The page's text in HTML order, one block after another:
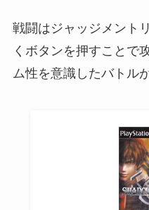
戦闘はジャッジメント
くボタンを押すことで
ム性を意識したバトル